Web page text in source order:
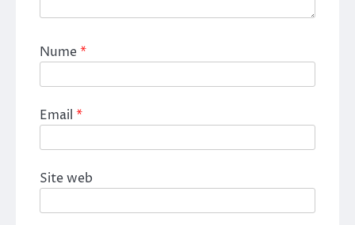
Nume*
Email *
Site web